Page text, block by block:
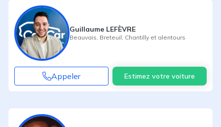
Guillaume LEFÈVRE
Beauvais Breteuil Chantilly et alentours
Appeler Estimez votre voiture